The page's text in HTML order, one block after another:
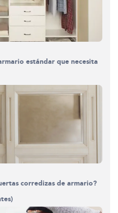
estándar que necesita
corredizas de armario?